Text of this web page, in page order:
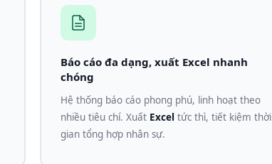
Báo cáo đa dạng, xuất Excel nhanh
chóng
Hệ thống báo cáo phong phú, linh hoạt theo
nhiều tiêu chí. Xuất Excel tức thì, tiết kiệm thời
gian tổng hợp nhân sự.